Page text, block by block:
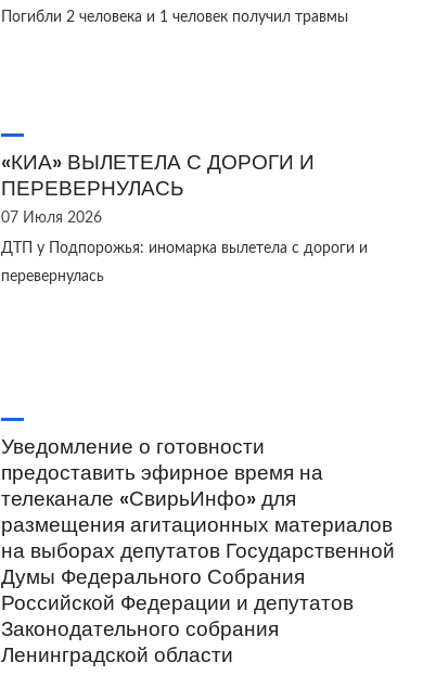
Погибли 2 человека и 1 человек получил травмы
«КИА» ВЫЛЕТЕЛА С ДОРОГИ И
ПЕРЕВЕРНУЛАСЬ
07 Июля 2026
ДТП у Подпорожья: иномарка вылетела с дороги и
перевернулась
Уведомление о готовности
предоставить эфирное время на
телеканале «СвирьИнфо» для
размещения агитационных материалов
на выборах депутатов Государственной
Думы Федерального Собрания
Российской Федерации и депутатов
Законодательного собрания
Ленинградской области